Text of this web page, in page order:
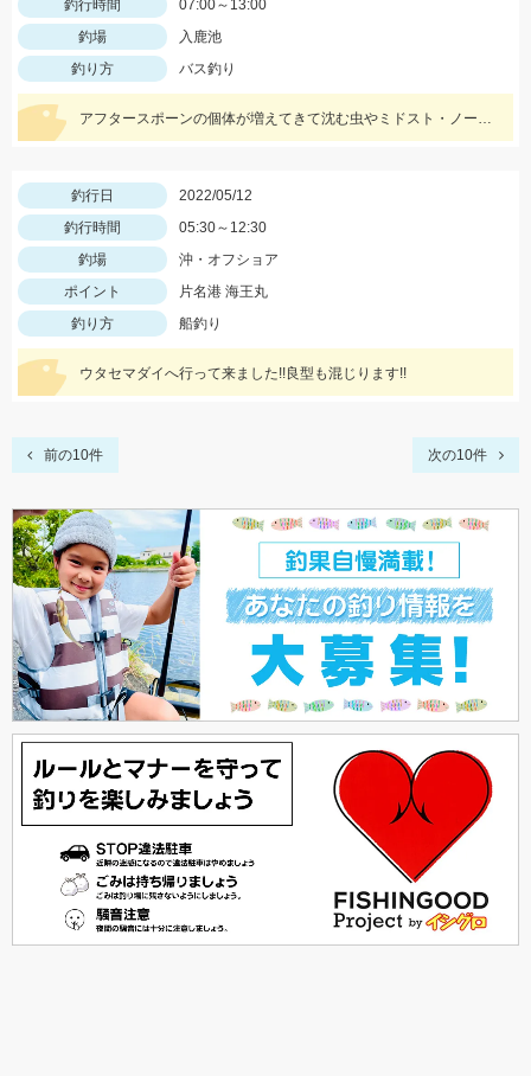
釣行時間
07:00～13:00
釣場
入鹿池
釣り方
バス釣り
アフタースポーンの個体が増えてきて沈む虫やミドスト・ノーシンカーに好反応!! 1.3ｇジグヘッドのスーパーホバリングフィッシュミドストで釣れました!!
釣行日
2022/05/12
釣行時間
05:30～12:30
釣場
沖・オフショア
ポイント
片名港 海王丸
釣り方
船釣り
ウタセマダイへ行って来ました!!良型も混じります!!
前の10件 次の10件